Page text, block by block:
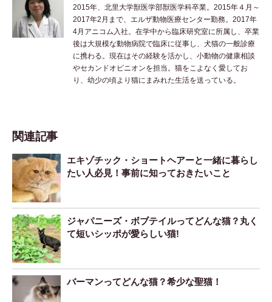
2015年、北里大学獣医学部獣医学科卒業。2015年４月～
2017年2月まで、エルザ動物医療センター勤務。2017年
4月アニコム入社。在学中から臨床研究室に所属し、卒業
後は大規模な動物病院で臨床に従事し、犬猫の一般診療
に携わる。現在はその経験を活かし、小動物の健康相談
やセカンドオピニオンを担当。猫をこよなく愛してお
り、幼少の頃より猫にまみれた生活を送っている。
関連記事
エキゾチック・ショートヘアーと一緒に暮らし
たい人必見！事前に知っておきたいこと
ジャパニーズ・ボブテイルってどんな猫？丸く
て短いシッポが愛らしい猫!
バーマンってどんな猫？希少な聖猫！